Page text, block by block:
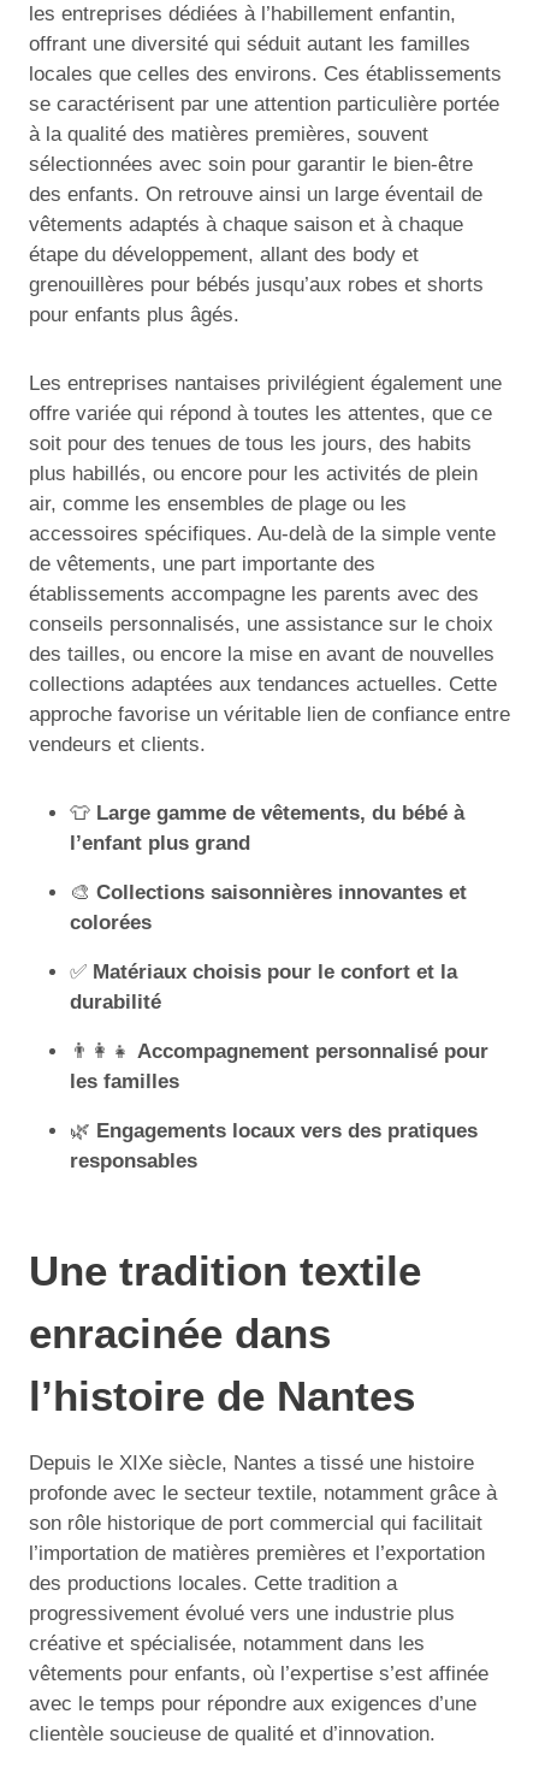
les entreprises dédiées à l’habillement enfantin,
offrant une diversité qui séduit autant les familles
locales que celles des environs. Ces établissements
se caractérisent par une attention particulière portée
à la qualité des matières premières, souvent
sélectionnées avec soin pour garantir le bien-être
des enfants. On retrouve ainsi un large éventail de
vêtements adaptés à chaque saison et à chaque
étape du développement, allant des body et
grenouillères pour bébés jusqu’aux robes et shorts
pour enfants plus âgés.
Les entreprises nantaises privilégient également une
offre variée qui répond à toutes les attentes, que ce
soit pour des tenues de tous les jours, des habits
plus habillés, ou encore pour les activités de plein
air, comme les ensembles de plage ou les
accessoires spécifiques. Au-delà de la simple vente
de vêtements, une part importante des
établissements accompagne les parents avec des
conseils personnalisés, une assistance sur le choix
des tailles, ou encore la mise en avant de nouvelles
collections adaptées aux tendances actuelles. Cette
approche favorise un véritable lien de confiance entre
vendeurs et clients.
👕 Large gamme de vêtements, du bébé à
l’enfant plus grand
🎨 Collections saisonnières innovantes et
colorées
✅ Matériaux choisis pour le confort et la
durabilité
👨‍👩‍👧 Accompagnement personnalisé pour
les familles
🌿 Engagements locaux vers des pratiques
responsables
Une tradition textile
enracinée dans
l’histoire de Nantes
Depuis le XIXe siècle, Nantes a tissé une histoire
profonde avec le secteur textile, notamment grâce à
son rôle historique de port commercial qui facilitait
l’importation de matières premières et l’exportation
des productions locales. Cette tradition a
progressivement évolué vers une industrie plus
créative et spécialisée, notamment dans les
vêtements pour enfants, où l’expertise s’est affinée
avec le temps pour répondre aux exigences d’une
clientèle soucieuse de qualité et d’innovation.